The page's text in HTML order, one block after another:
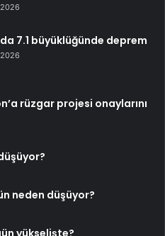
7.1 büyüklüğünde deprem
rüzgar projesi onaylarını
neden düşüyor?
yükselişte?